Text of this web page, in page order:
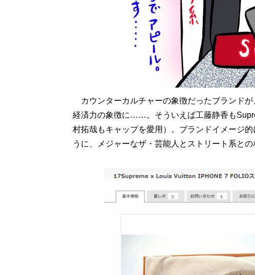
カウンターカルチャーの象徴だったブランドが
経済力の象徴に……。そういえば工藤静香も
村拓哉もキャップを愛用）。ブランドイメージ
うに、メジャーなザ・芸能人とストリート系との